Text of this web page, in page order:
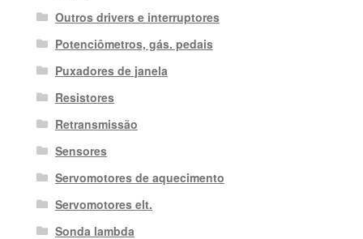
Outros drivers e interruptores
Potenciômetros, gás. pedais
Puxadores de janela
Resistores
Retransmissão
Sensores
Servomotores de aquecimento
Servomotores elt.
Sonda lambda